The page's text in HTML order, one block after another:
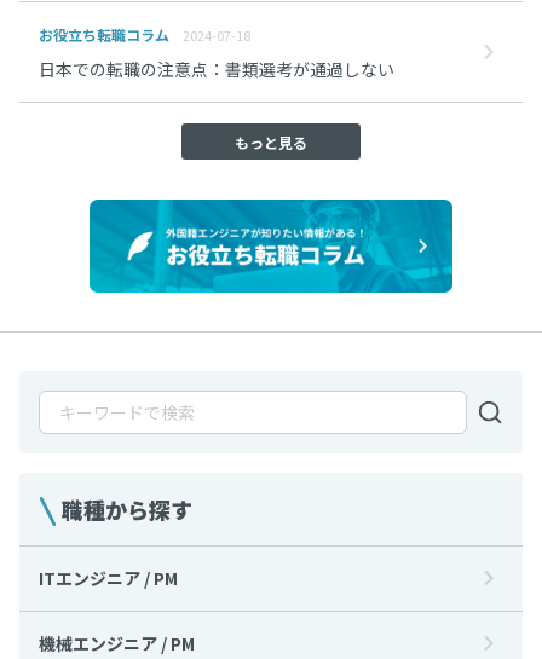
職種から探す
ITエンジニア / PM
機械エンジニア / PM
お役立ち転職コラム 2024-07-18
日本での転職の注意点：書類選考が通過しない
もっと見る